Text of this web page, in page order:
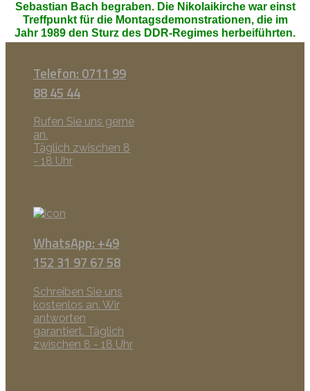
Sebastian Bach begraben. Die Nikolaikirche war einst
Treffpunkt für die Montagsdemonstrationen, die im
Jahr 1989 den Sturz des DDR-Regimes herbeiführten.
Telefon: 0711 99
88 45 44
Rufen Sie uns gerne
an.
Täglich zwischen 8
- 18 Uhr
WhatsApp: +49
152 31 97 67 58
Schreiben Sie uns
kostenlos an. Wir
antworten
garantiert. Täglich
zwischen 8 - 18 Uhr